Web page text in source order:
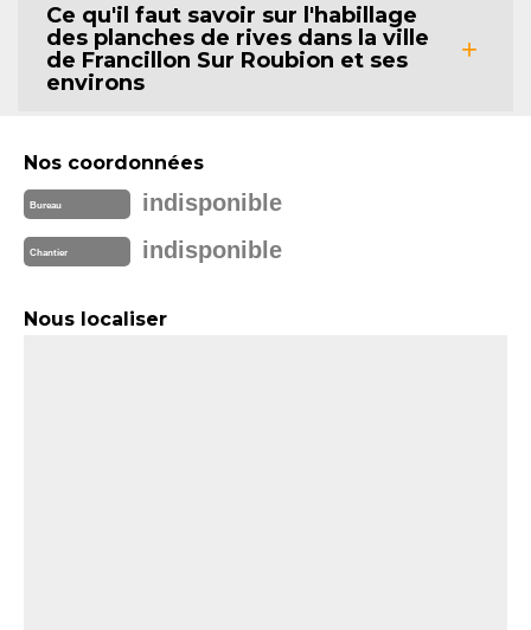
Ce qu'il faut savoir sur l'habillage
des planches de rives dans la ville
de Francillon Sur Roubion et ses
environs
Nos coordonnées
Bureau indisponible
Chantier indisponible
Nous localiser